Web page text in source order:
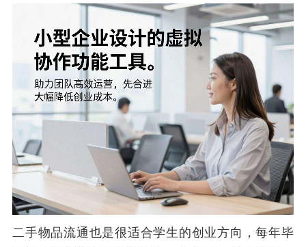
二手物品流通也是很适合学生的创业方向，每年毕